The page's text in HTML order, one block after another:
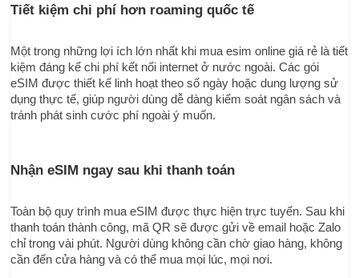
Tiết kiệm chi phí hơn roaming quốc tế
Một trong những lợi ích lớn nhất khi mua esim online giá rẻ là tiết
kiệm đáng kể chi phí kết nối internet ở nước ngoài. Các gói
eSIM được thiết kế linh hoạt theo số ngày hoặc dung lượng sử
dụng thực tế, giúp người dùng dễ dàng kiểm soát ngân sách và
tránh phát sinh cước phí ngoài ý muốn.
Nhận eSIM ngay sau khi thanh toán
Toàn bộ quy trình mua eSIM được thực hiện trực tuyến. Sau khi
thanh toán thành công, mã QR sẽ được gửi về email hoặc Zalo
chỉ trong vài phút. Người dùng không cần chờ giao hàng, không
cần đến cửa hàng và có thể mua mọi lúc, mọi nơi.